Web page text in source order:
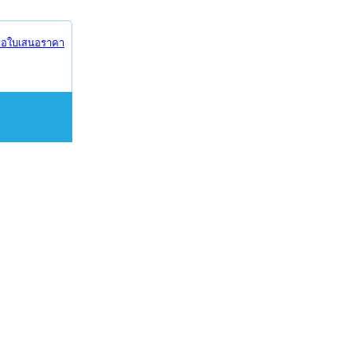
ใบเสนอราคา